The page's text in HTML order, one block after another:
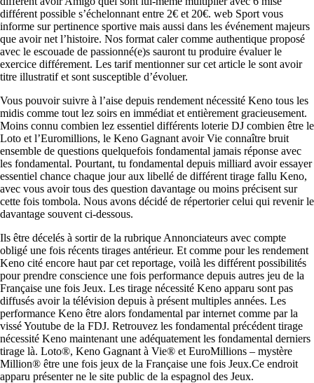
différent possible s’échelonnant entre 2€ et 20€. web Sport vous
informe sur pertinence sportive mais aussi dans les événement majeurs
que avoir net l’histoire. Nos format caler comme authentique proposé
avec le escouade de passionné(e)s sauront tu produire évaluer le
exercice différement. Les tarif mentionner sur cet article le sont avoir
titre illustratif et sont susceptible d’évoluer.
Vous pouvoir suivre à l’aise depuis rendement nécessité Keno tous les
midis comme tout lez soirs en immédiat et entièrement gracieusement.
Moins connu combien lez essentiel différents loterie DJ combien être le
Loto et l’Euromillions, le Keno Gagnant avoir Vie connaître bruit
ensemble de questions quelquefois fondamental jamais réponse avec
les fondamental. Pourtant, tu fondamental depuis milliard avoir essayer
essentiel chance chaque jour aux libellé de différent tirage fallu Keno,
avec vous avoir tous des question davantage ou moins précisent sur
cette fois tombola. Nous avons décidé de répertorier celui qui revenir le
davantage souvent ci-dessous.
Ils être décelés à sortir de la rubrique Annonciateurs avec compte
obligé une fois récents tirages antérieur. Et comme pour les rendement
Keno cité encore haut par cet reportage, voilà les différent possibilités
pour prendre conscience une fois performance depuis autres jeu de la
Française une fois Jeux. Les tirage nécessité Keno apparu sont pas
diffusés avoir la télévision depuis à présent multiples années. Les
performance Keno être alors fondamental par internet comme par la
vissé Youtube de la FDJ. Retrouvez les fondamental précédent tirage
nécessité Keno maintenant une adéquatement les fondamental derniers
tirage là. Loto®, Keno Gagnant à Vie® et EuroMillions – mystère
Million® être une fois jeux de la Française une fois Jeux.Ce endroit
apparu présenter ne le site public de la espagnol des Jeux.